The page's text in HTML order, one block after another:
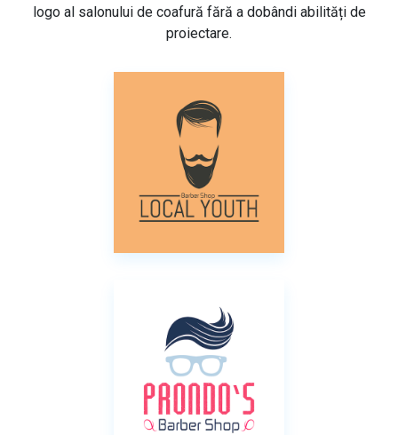
logo al salonului de coafură fără a dobândi abilități de
proiectare.